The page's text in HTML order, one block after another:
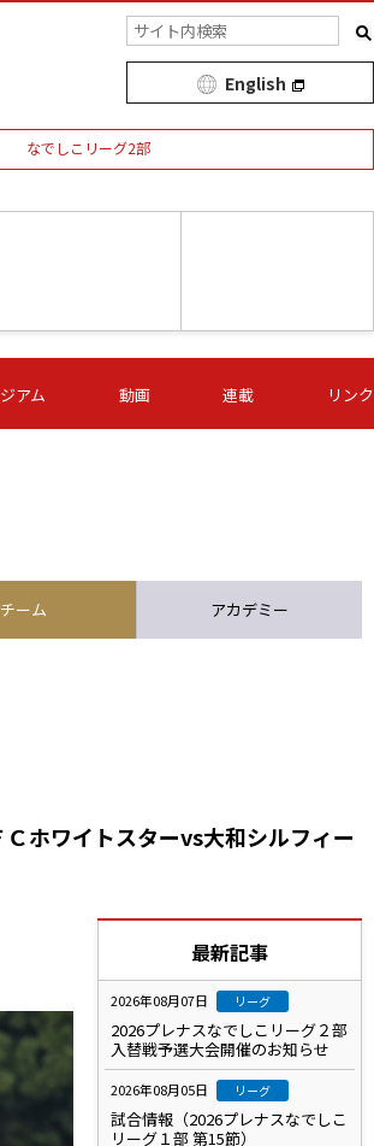
English
なでしこリーグ2部
第16節 09/06 (日) 15:00
-
第16節 09/06 (日) 15:00
-
アム 動画 連載 リンク
チーム アカデミー
ホワイトスターvs大和シルフィー
最新記事
2026年08月07日 リーグ
2026プレナスなでしこリーグ２部
入替戦予選大会開催のお知らせ
2026年08月05日 リーグ
試合情報（2026プレナスなでしこ
リーグ１部 第15節）